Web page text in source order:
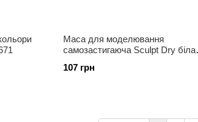
Маса для моделювання
самозастигаюча Sculpt Dry біла
107 грн